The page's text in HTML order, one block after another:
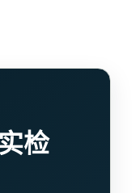
检